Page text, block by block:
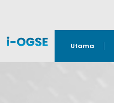
Utama